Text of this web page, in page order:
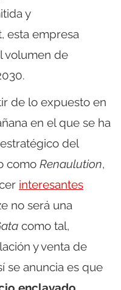
y
esta empresa
volumen de
de lo expuesto en
en el que se ha
del
como Renaulution,
interesantes
no será una
como tal,
y venta de
se anuncia es que